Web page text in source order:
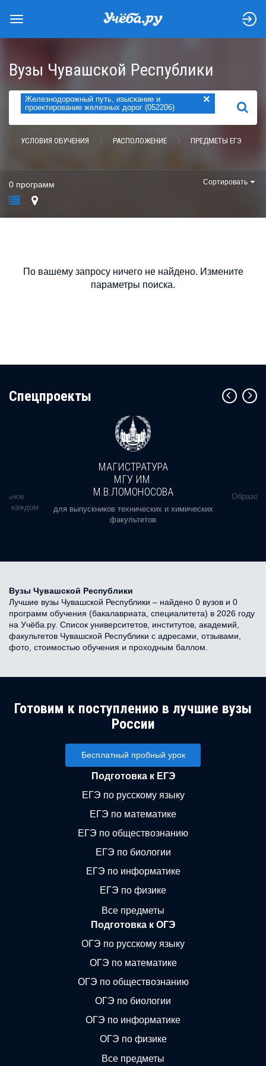
Вузы Чувашской Республики
Железнодорожный путь, изыскание и
проектирование железных дорог (052206)
×
НАЙТИ
УСЛОВИЯ ОБУЧЕНИЯ РАСПОЛОЖЕНИЕ ПРЕДМЕТЫ ЕГЭ
0 программ Сортировать
По вашему запросу ничего не найдено. Измените
параметры поиска.
Cпецпроекты
в каждом
МАГИСТРАТУРА
МГУ ИМ.
М.В.ЛОМОНОСОВА
для выпускников технических и химических
факультетов
Вузы Чувашской Республики
Лучшие вузы Чувашской Республики – найдено 0 вузов и 0
программ обучения (бакалавриата, специалитета) в 2026 году
на Учёба.ру. Список университетов, институтов, академий,
факультетов Чувашской Республики с адресами, отзывами,
фото, стоимостью обучения и проходным баллом.
Готовим к поступлению в лучшие вузы
России
Бесплатный пробный урок
Подготовка к ЕГЭ
ЕГЭ по русскому языку
ЕГЭ по математике
ЕГЭ по обществознанию
ЕГЭ по биологии
ЕГЭ по информатике
ЕГЭ по физике
Все предметы
Подготовка к ОГЭ
ОГЭ по русскому языку
ОГЭ по математике
ОГЭ по обществознанию
ОГЭ по биологии
ОГЭ по информатике
ОГЭ по физике
Все предметы